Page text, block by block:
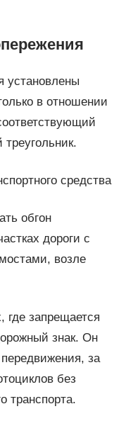
установлены
в отношении
средства
обгон
дороги с
возле
где запрещается
знак. Он
за
без
транспорта.